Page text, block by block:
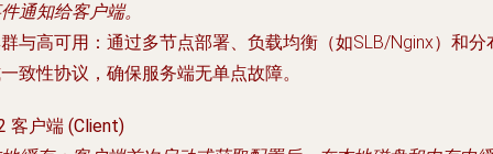
通知给客户端。
与高可用 ：通过多节点部署、负载均衡（如SLB/Nginx）和分
致性协议，确保服务端无单点故障。
客户端 (Client)